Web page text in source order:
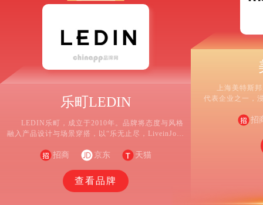
乐町LEDIN
LEDIN乐町，成立于2010年。品牌将态度与风格
融入产品设计与场景穿搭，以“乐无止尽，LiveinJoy”
鼓励每一位女性肆意探索，展现向乐而生的鲜亮个
巧妙融合，挖掘女性多元气质，为18-28岁的都会女性
构建乐町独家风格穿搭美学。
招商 京东 天猫
查看品牌
上海美特斯
代表企业之一，
招